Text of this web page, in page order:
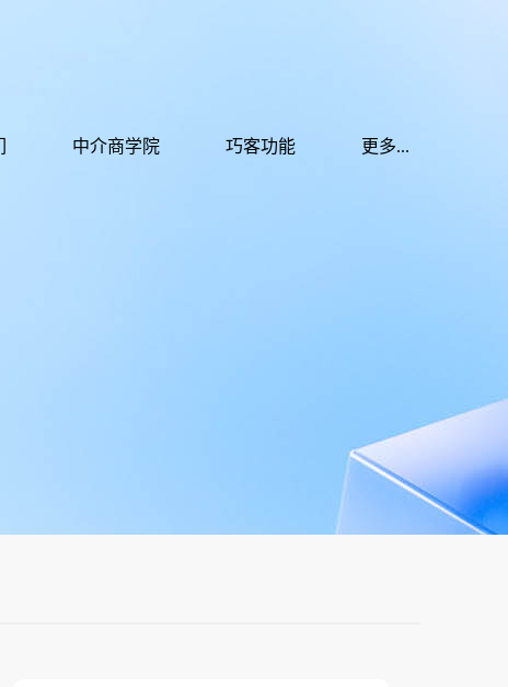
中介商学院 巧客功能 更多...